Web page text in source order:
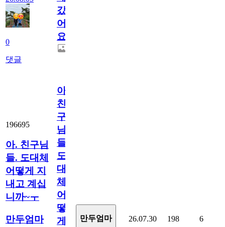
0
댓글
갔
어
요.
196695
아. 친구님
들. 도대체
어떻게 지
내고 계십
니까~ㅜ
만두엄마
아.
친
구
님
들.
도
대
체
어
떻
게
만두엄마 26.07.30 198 6